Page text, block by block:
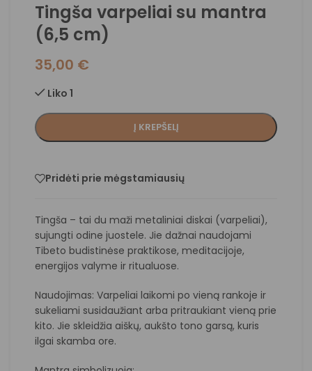
Tingša varpeliai su mantra
(6,5 cm)
35,00 €
Liko 1
Į KREPŠELĮ
Pridėti prie mėgstamiausių
Tingša – tai du maži metaliniai diskai (varpeliai),
sujungti odine juostele. Jie dažnai naudojami
Tibeto budistinėse praktikose, meditacijoje,
energijos valyme ir ritualuose.
Naudojimas: Varpeliai laikomi po vieną rankoje ir
sukeliami susidaužiant arba pritraukiant vieną prie
kito. Jie skleidžia aiškų, aukšto tono garsą, kuris
ilgai skamba ore.